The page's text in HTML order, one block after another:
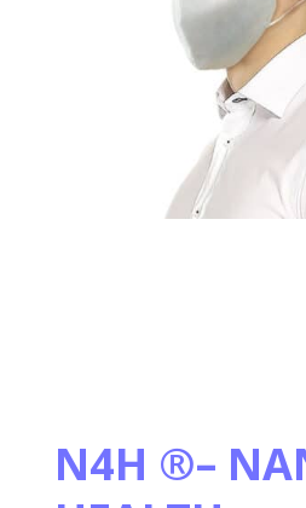
N4H ®–